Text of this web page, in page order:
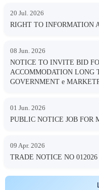
20 Jul. 2026
RIGHT TO INFORMATION
08 Jun. 2026
NOTICE TO INVITE BID
ACCOMMODATION LONG
GOVERNMENT e
01 Jun. 2026
PUBLIC NOTICE JOB FOR
09 Apr. 2026
TRADE NOTICE NO 012026